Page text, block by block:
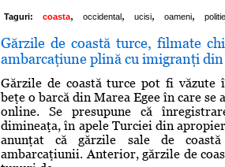
Taguri: coasta, occidental, ucisi, oameni, politie
Gărzile de coastă turce, filmate
ambarcaţiune plină cu imigranţi din
Gărzile de coastă turce pot fi
beţe o barcă din Marea Egee în care
online. Se presupune că
dimineaţa, în apele Turciei din
anunţat că gărzile sale de
ambarcaţiunii. Anterior, gărzile de